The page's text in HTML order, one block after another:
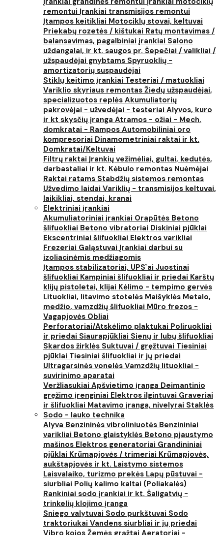
remontui Įrankiai transmisijos remontui
Įtampos keitikliai Motociklų stovai, keltuvai
Priekabų rozetės / kištukai Ratų montavimas /
balansavimas, pagalbiniai įrankiai Salono
uždangalai, ir kt. saugos pr. Šepečiai / valikliai /
užspaudėjai gnybtams Spyruoklių -
amortizatorių suspaudėjai
Stiklų keitimo įrankiai Testeriai / matuokliai
Variklio skyriaus remontas Žiedų užspaudėjai,
specializuotos replės Akumuliatorių
pakrovėjai - užvedėjai - testeriai Alyvos, kuro
ir kt skysčių įranga Atramos - ožiai - Mech.
domkratai - Rampos Automobiliniai oro
kompresoriai Dinamometriniai raktai ir kt.
Domkratai/Keltuvai
Filtrų raktai Įrankių vežimėliai, gultai, kedutės,
darbastaliai ir kt. Kėbulo remontas Nuėmėjai
Raktai ratams Stabdžių sistemos remontas
Užvedimo laidai Variklių - transmisijos keltuvai,
laikikliai, stendai, kranai
Elektriniai įrankiai
Akumuliatoriniai įrankiai Orapūtės Betono
šlifuokliai Betono vibratoriai Diskiniai pjūklai
Ekscentriniai šlifuokliai Elektros varikliai
Frezeriai Galąstuvai Įrankiai darbui su
izoliacinėmis medžiagomis
Įtampos stabilizatoriai, UPS`ai Juostinai
šlifuokliai Kampiniai šlifuokliai ir priedai Karštų
klijų pistoletai, klijai Kėlimo - tempimo gervės
Lituokliai, litavimo stotelės Maišyklės Metalo,
medžio, vamzdžių šlifuokliai Mūro frezos -
Vagapjovės Obliai
Perforatoriai/Atskėlimo plaktukai Poliruokliai
ir priedai Siaurapjūkliai Sienų ir lubų šlifuokliai
Skardos žirklės Suktuvai / gręžtuvai Tiesiniai
pjūklai Tiesiniai šlifuokliai ir jų priedai
Ultragarsinės vonelės Vamzdžių lituokliai -
suvirinimo aparatai
Veržliasukiai Apšvietimo įranga Deimantinio
gręžimo įrenginiai Elektros ilgintuvai Graveriai
ir šlifuokliai Matavimo įranga, nivelyrai Staklės
Sodo - lauko technika
Alyva Benzininės vibroliniuotės Benzininiai
varikliai Betono glaistyklės Betono pjaustymo
mašinos Elektros generatoriai Grandininiai
pjūklai Krūmapjovės / trimeriai Krūmapjovės,
aukštapjovės ir kt. Laistymo sistemos
Laisvalaiko, turizmo prekės Lapų pūstuvai -
siurbliai Polių kalimo kaltai (Poliakalės)
Rankiniai sodo įrankiai ir kt. Šaligatvių -
trinkelių klojimo įranga
Sniego valytuvai Sodo purkštuvai Sodo
traktoriukai Vandens siurbliai ir jų priedai
Vibro kojos Žemės grąžtai Aeratoriai -